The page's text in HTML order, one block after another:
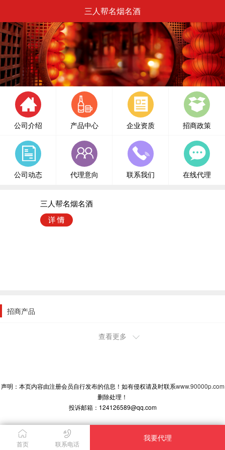
三人帮名烟名酒
公司介绍 产品中心 企业资质 招商政策
公司动态 代理意向 联系我们 在线代理
三人帮名烟名酒
招商产品
查看更多
2010-10-5 10:16:21
山东阳谷县代理商
需要多少钱投资
贵州茅台系列酒专营店
深圳荣欣酒业有限公司
声明：本页内容由注册会员自行发布的信息！如有侵权请及时联系www.90000p.com
删除处理！
投诉邮箱：124126589@qq.com
首页 联系电话
我要代理